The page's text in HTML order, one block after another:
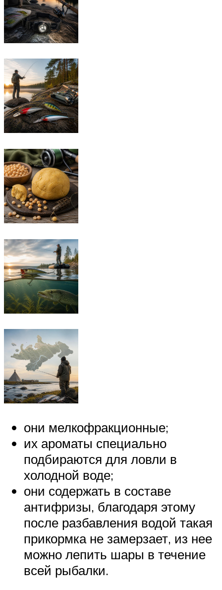
они мелкофракционные;
их ароматы специально
подбираются для ловли в
холодной воде;
они содержать в составе
антифризы, благодаря этому
после разбавления водой такая
прикормка не замерзает, из нее
можно лепить шары в течение
всей рыбалки.